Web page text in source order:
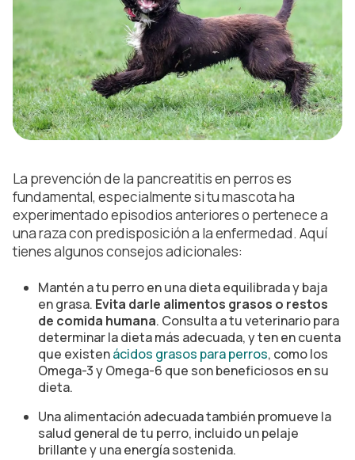
La prevención de la pancreatitis en perros es
fundamental, especialmente si tu mascota ha
experimentado episodios anteriores o pertenece a
una raza con predisposición a la enfermedad. Aquí
tienes algunos consejos adicionales:
Mantén a tu perro en una dieta equilibrada y baja
en grasa. Evita darle alimentos grasos o restos
de comida humana. Consulta a tu veterinario para
determinar la dieta más adecuada, y ten en cuenta
que existenácidos grasos para perros, como los
Omega-3 y Omega-6 que son beneficiosos en su
dieta.
Una alimentación adecuada también promueve la
salud general de tu perro, incluido un pelaje
brillante y una energía sostenida.